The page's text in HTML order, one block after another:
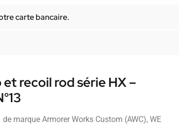
carte bancaire.
recoil rod série HX –
marque Armorer Works Custom (AWC), WE